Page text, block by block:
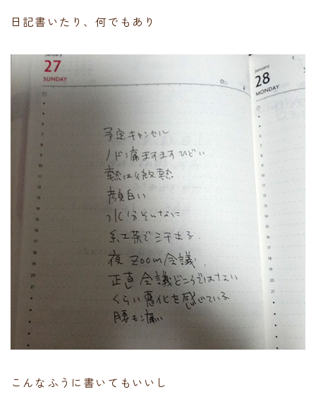
日記書いたり、何でもあり
こんなふうに書いてもいいし